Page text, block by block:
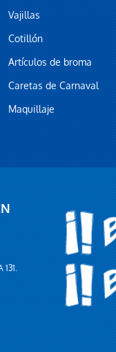
Vajillas
Cotillón
Artículos de broma
Caretas de Carnaval
Maquillaje
131.